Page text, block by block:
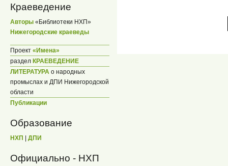
Краеведение
Авторы «Библиотеки НХП»
Нижегородские краеведы
Проект «Имена»
раздел КРАЕВЕДЕНИЕ
ЛИТЕРАТУРА о народных
промыслах и ДПИ Нижегородской
области
Публикации
Образование
НХП | ДПИ
Официально - НХП